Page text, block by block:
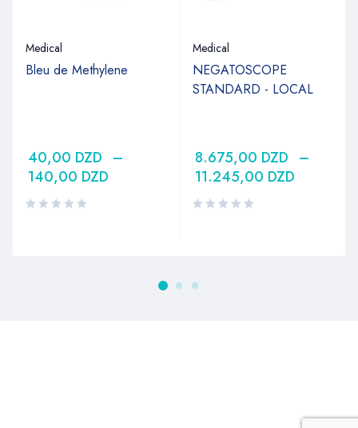
Medical
Bleu de Methylene
40,00 DZD –
140,00 DZD
Medical
NEGATOSCOPE
STANDARD - LOCAL
8.675,00 DZD –
11.245,00 DZD